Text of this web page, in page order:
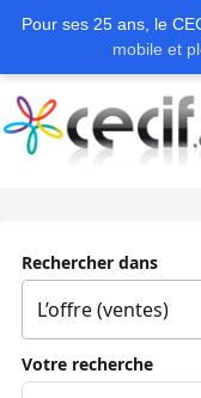
Pour ses 25 ans, le
mobile et
Rechercher dans
Votre recherche